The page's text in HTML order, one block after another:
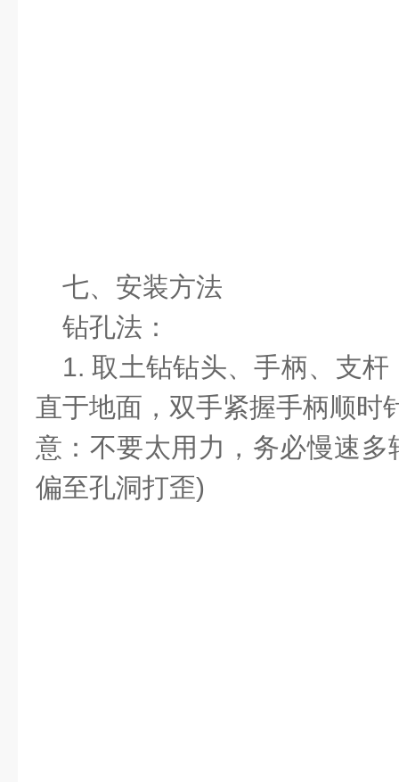
七、安装方法
钻孔法：
1. 取土钻钻头、手柄、支
直于地面，双手紧握手柄顺时
意：不要太用力，务必慢速
偏至孔洞打歪)